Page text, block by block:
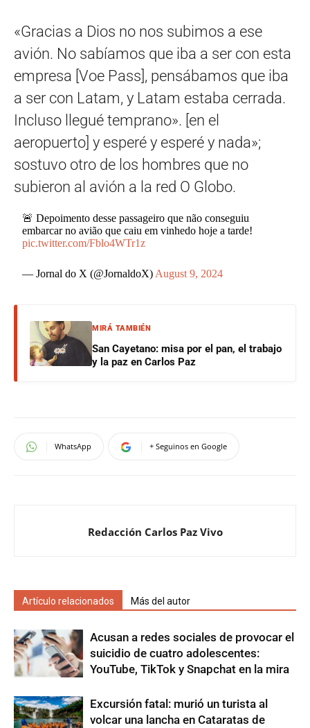
«Gracias a Dios no nos subimos a ese
avión. No sabíamos que iba a ser con esta
empresa [Voe Pass], pensábamos que iba
a ser con Latam, y Latam estaba cerrada.
Incluso llegué temprano». [en el
aeropuerto] y esperé y esperé y nada»;
sostuvo otro de los hombres que no
subieron al avión a la red O Globo.
🚨 Depoimento desse passageiro que não conseguiu
embarcar no avião que caiu em vinhedo hoje a tarde!
pic.twitter.com/Fblo4WTr1z
— Jornal do X (@JornaldoX) August 9, 2024
MIRÁ TAMBIÉN
San Cayetano: misa por el pan, el trabajo
y la paz en Carlos Paz
WhatsApp + Seguinos en Google
Redacción Carlos Paz Vivo
Artículo relacionados Más del autor
Acusan a redes sociales de provocar el
suicidio de cuatro adolescentes:
YouTube, TikTok y Snapchat en la mira
Excursión fatal: murió un turista al
volcar una lancha en Cataratas de